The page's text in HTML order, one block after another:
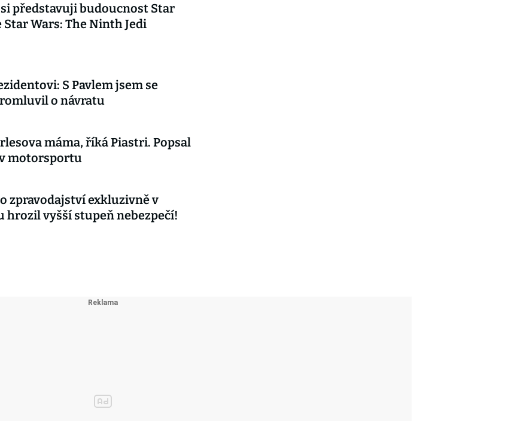
představuji budoucnost Star
Star Wars: The Ninth Jedi
S Pavlem jsem se
o návratu
máma, říká Piastri. Popsal
motorsportu
zpravodajství exkluzivně v
hrozil vyšší stupeň nebezpečí!